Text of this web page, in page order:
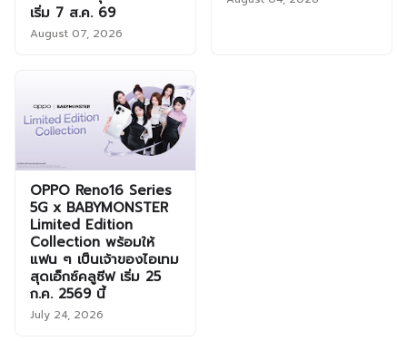
เริ่ม 7 ส.ค. 69
August 07, 2026
OPPO Reno16 Series
5G x BABYMONSTER
Limited Edition
Collection พร้อมให้
แฟน ๆ เป็นเจ้าของไอเทม
สุดเอ็กซ์คลูซีฟ เริ่ม 25
ก.ค. 2569 นี้
July 24, 2026